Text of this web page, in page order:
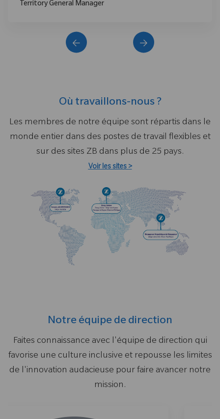
Territory General Manager
Où travaillons-nous ?
Les membres de notre équipe sont répartis dans le
monde entier dans des postes de travail flexibles et
sur des sites ZB dans plus de 25 pays.
Voir lessites >
Notre équipe de direction
Faites connaissance avec l'équipe de direction qui
favorise une culture inclusive et repousse les limites
de l'innovation audacieuse pour faire avancer notre
mission.